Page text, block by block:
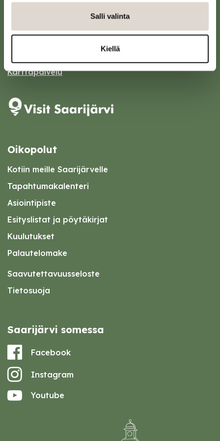
Salli valinta
Kiellä
43100 Saarijärvi
Karttapalvelu
Oikopolut
Kotiin meille Saarijärvelle
Tapahtumakalenteri
Asiointipiste
Esityslistat ja pöytäkirjat
Kuulutukset
Palautelomake
Saavutettavuusseloste
Tietosuoja
Saarijärvi somessa
Facebook
Instagram
Youtube